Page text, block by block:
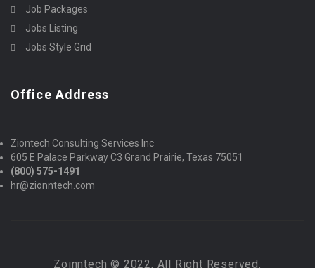
Job Packages
Jobs Listing
Jobs Style Grid
Office Address
Ziontech Consulting Services Inc
605 E Palace Parkway C3 Grand Prairie, Texas 75051
(800) 575-1491
hr@zionntech.com
Zoinntech © 2022, All Right Reserved.